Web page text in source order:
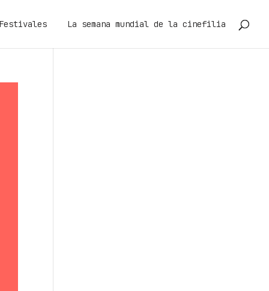
La semana mundial de la cinefilia